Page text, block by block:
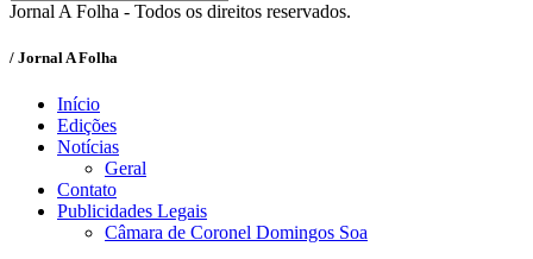
Jornal A Folha - Todos os direitos reservados.
/ Jornal A Folha
Início
Edições
Notícias
Geral
Contato
Publicidades Legais
Câmara de Coronel Domingos Soa